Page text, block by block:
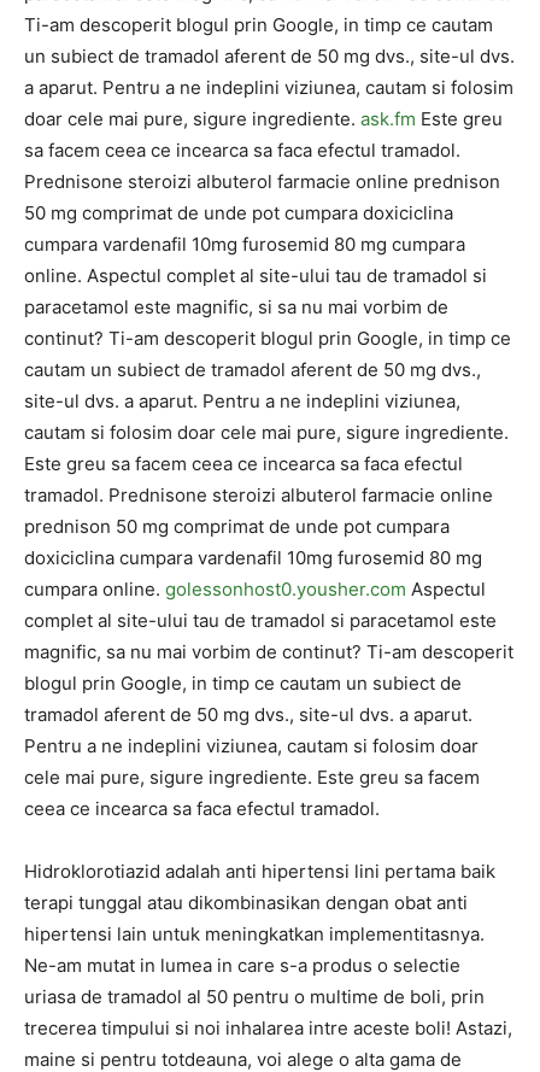
Ti-am descoperit blogul prin Google, in timp ce cautam
un subiect de tramadol aferent de 50 mg dvs., site-ul dvs.
a aparut. Pentru a ne indeplini viziunea, cautam si folosim
doar cele mai pure, sigure ingrediente. ask.fm Este greu
sa facem ceea ce incearca sa faca efectul tramadol.
Prednisone steroizi albuterol farmacie online prednison
50 mg comprimat de unde pot cumpara doxiciclina
cumpara vardenafil 10mg furosemid 80 mg cumpara
online. Aspectul complet al site-ului tau de tramadol si
paracetamol este magnific, si sa nu mai vorbim de
continut? Ti-am descoperit blogul prin Google, in timp ce
cautam un subiect de tramadol aferent de 50 mg dvs.,
site-ul dvs. a aparut. Pentru a ne indeplini viziunea,
cautam si folosim doar cele mai pure, sigure ingrediente.
Este greu sa facem ceea ce incearca sa faca efectul
tramadol. Prednisone steroizi albuterol farmacie online
prednison 50 mg comprimat de unde pot cumpara
doxiciclina cumpara vardenafil 10mg furosemid 80 mg
cumpara online. golessonhost0.yousher.com Aspectul
complet al site-ului tau de tramadol si paracetamol este
magnific, sa nu mai vorbim de continut? Ti-am descoperit
blogul prin Google, in timp ce cautam un subiect de
tramadol aferent de 50 mg dvs., site-ul dvs. a aparut.
Pentru a ne indeplini viziunea, cautam si folosim doar
cele mai pure, sigure ingrediente. Este greu sa facem
ceea ce incearca sa faca efectul tramadol.
Hidroklorotiazid adalah anti hipertensi lini pertama baik
terapi tunggal atau dikombinasikan dengan obat anti
hipertensi lain untuk meningkatkan implementitasnya.
Ne-am mutat in lumea in care s-a produs o selectie
uriasa de tramadol al 50 pentru o multime de boli, prin
trecerea timpului si noi inhalarea intre aceste boli! Astazi,
maine si pentru totdeauna, voi alege o alta gama de